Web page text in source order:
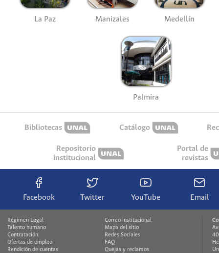
La Paz Manizales Medellín
Palmira
Bibliotecas Catálogo
Repositorio
institucional
Portal de
revistas
Facebook Twitter YouTube Email
Régimen Legal
Talento humano
Contratación
Ofertas de empleo
Rendición de cuentas
Correo institucional
Mapa del sitio
Redes Sociales
FAQ
Quejas y reclamos